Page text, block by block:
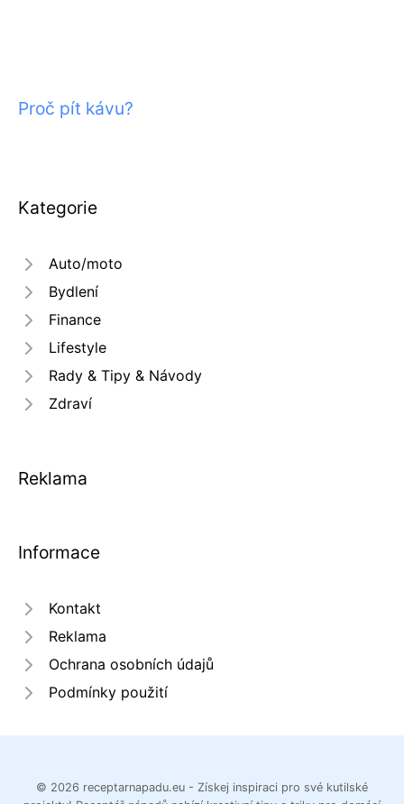
Proč pít kávu?
Kategorie
Auto/moto
Bydlení
Finance
Lifestyle
Rady & Tipy & Návody
Zdraví
Reklama
Informace
Kontakt
Reklama
Ochrana osobních údajů
Podmínky použití
© 2026 receptarnapadu.eu - Získej inspiraci pro své kutilské